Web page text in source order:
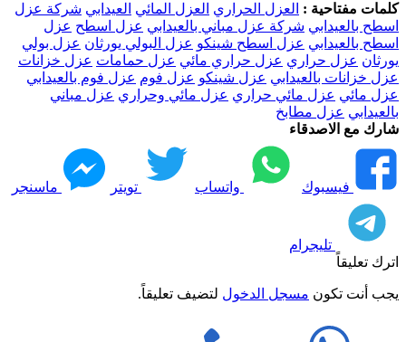
كلمات مفتاحية : العزل الحراري العزل المائي العيدابي شركة عزل
اسطح بالعيدابي شركة عزل مباني بالعيدابي عزل اسطح عزل
اسطح بالعيدابي عزل اسطح شينكو عزل البولي يورثان عزل بولي
يورثان عزل حراري عزل حراري مائي عزل حمامات عزل خزانات
عزل خزانات بالعيدابي عزل شينكو عزل فوم عزل فوم بالعيدابي
عزل مائي عزل مائي حراري عزل مائي وحراري عزل مباني
بالعيدابي عزل مطابخ
شارك مع الاصدقاء
فيسبوك واتساب تويتر ماسنجر
تليجرام
اترك تعليقاً
يجب أنت تكون مسجل الدخول لتضيف تعليقاً.